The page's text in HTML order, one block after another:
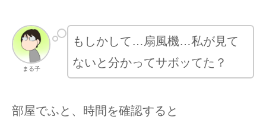
まる子
もしかして…扇風機…私が見て
ないと分かってサボッてた？
部屋でふと、時間を確認すると